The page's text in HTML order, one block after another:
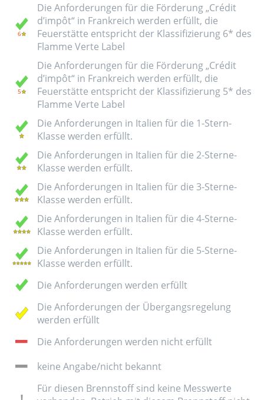
Die Anforderungen für die Förderung „Crédit
d’impôt“ in Frankreich werden erfüllt, die
Feuerstätte entspricht der Klassifizierung 6* des
Flamme Verte Label
Die Anforderungen für die Förderung „Crédit
d’impôt“ in Frankreich werden erfüllt, die
Feuerstätte entspricht der Klassifizierung 5* des
Flamme Verte Label
Die Anforderungen in Italien für die 1-Stern-
Klasse werden erfüllt.
Die Anforderungen in Italien für die 2-Sterne-
Klasse werden erfüllt.
Die Anforderungen in Italien für die 3-Sterne-
Klasse werden erfüllt.
Die Anforderungen in Italien für die 4-Sterne-
Klasse werden erfüllt.
Die Anforderungen in Italien für die 5-Sterne-
Klasse werden erfüllt.
Die Anforderungen werden erfüllt
Die Anforderungen der Übergangsregelung
werden erfüllt
Die Anforderungen werden nicht erfüllt
keine Angabe/nicht bekannt
Für diesen Brennstoff sind keine Messwerte